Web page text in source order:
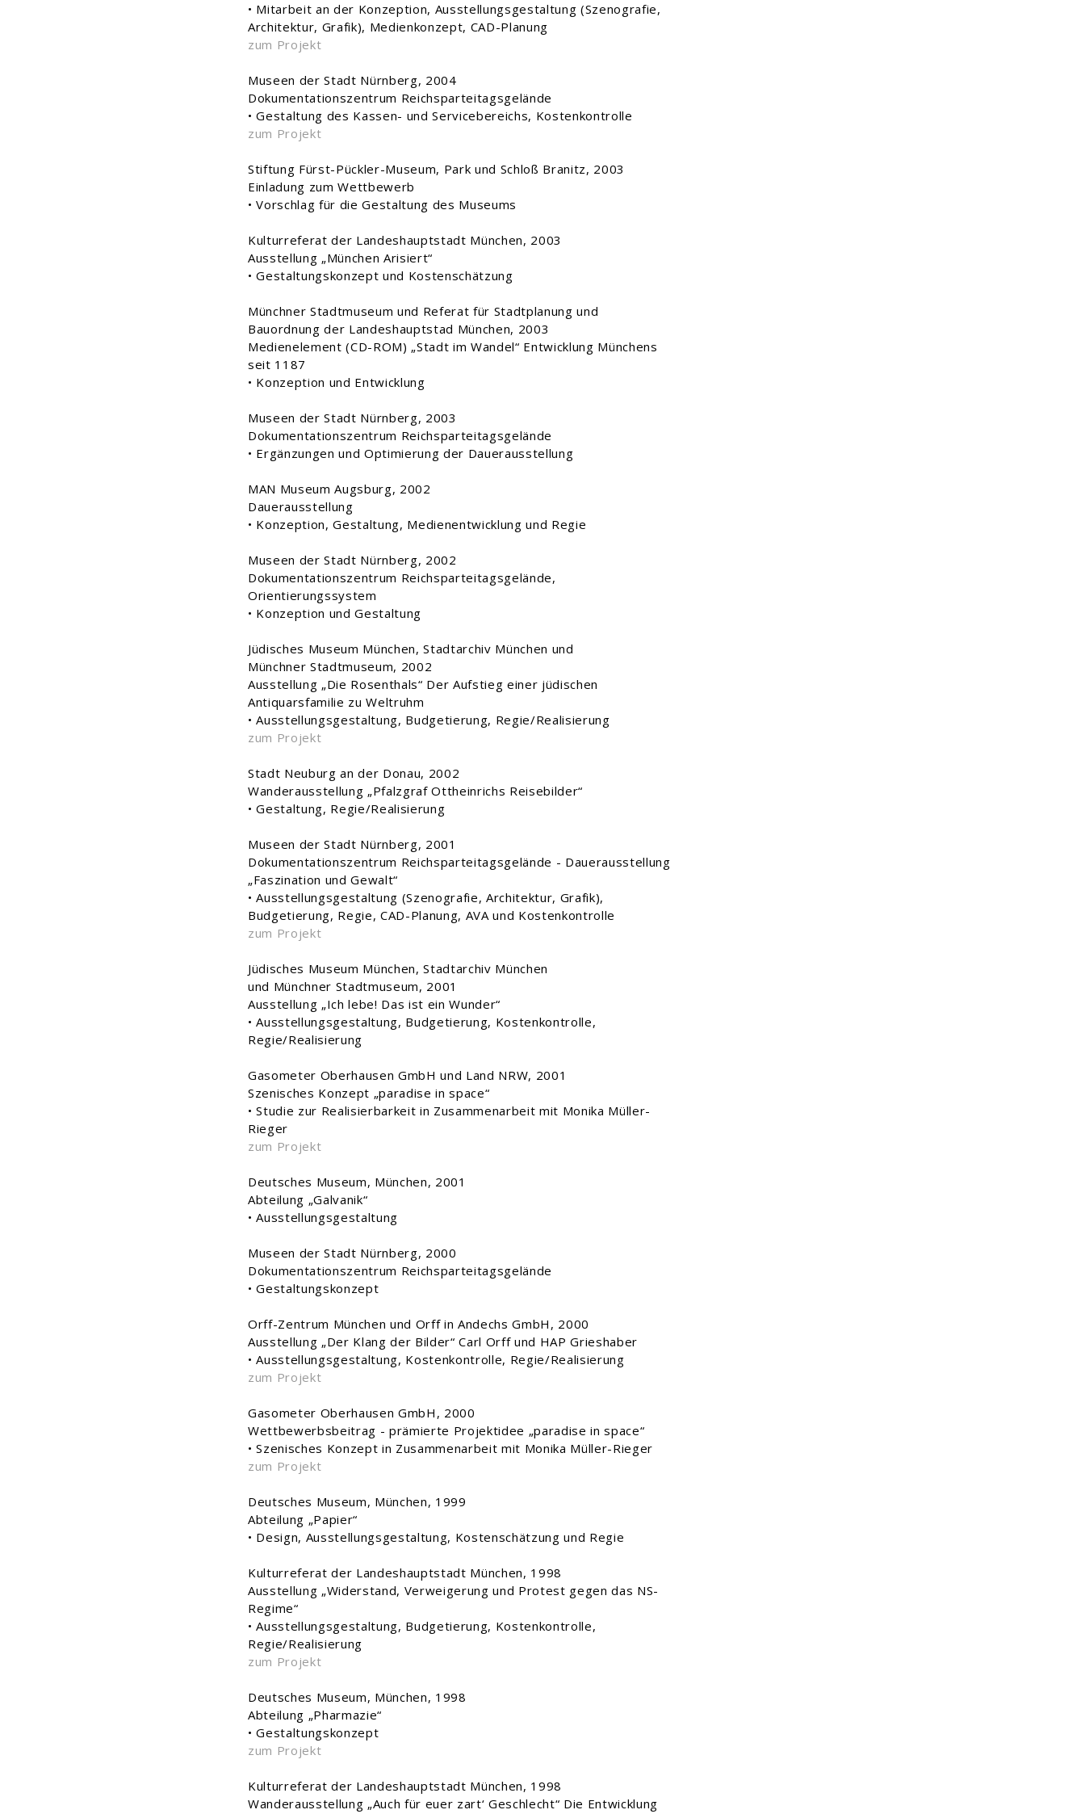
• Mitarbeit an der Konzeption, Ausstellungsgestaltung (Szenografie,
Architektur, Grafik), Medienkonzept, CAD-Planung
zum Projekt
Museen der Stadt Nürnberg, 2004
Dokumentationszentrum Reichsparteitagsgelände
• Gestaltung des Kassen- und Servicebereichs, Kostenkontrolle
zum Projekt
Stiftung Fürst-Pückler-Museum, Park und Schloß Branitz, 2003
Einladung zum Wettbewerb
• Vorschlag für die Gestaltung des Museums
Kulturreferat der Landeshauptstadt München, 2003
Ausstellung „München Arisiert“
• Gestaltungskonzept und Kostenschätzung
Münchner Stadtmuseum und Referat für Stadtplanung und
Bauordnung der Landeshauptstad München, 2003
Medienelement (CD-ROM) „Stadt im Wandel“ Entwicklung Münchens
seit 1187
• Konzeption und Entwicklung
Museen der Stadt Nürnberg, 2003
Dokumentationszentrum Reichsparteitagsgelände
• Ergänzungen und Optimierung der Dauerausstellung
MAN Museum Augsburg, 2002
Dauerausstellung
• Konzeption, Gestaltung, Medienentwicklung und Regie
Museen der Stadt Nürnberg, 2002
Dokumentationszentrum Reichsparteitagsgelände,
Orientierungssystem
• Konzeption und Gestaltung
Jüdisches Museum München, Stadtarchiv München und
Münchner Stadtmuseum, 2002
Ausstellung „Die Rosenthals“ Der Aufstieg einer jüdischen
Antiquarsfamilie zu Weltruhm
• Ausstellungsgestaltung, Budgetierung, Regie/Realisierung
zum Projekt
Stadt Neuburg an der Donau, 2002
Wanderausstellung „Pfalzgraf Ottheinrichs Reisebilder“
• Gestaltung, Regie/Realisierung
Museen der Stadt Nürnberg, 2001
Dokumentationszentrum Reichsparteitagsgelände - Dauerausstellung
„Faszination und Gewalt“
• Ausstellungsgestaltung (Szenografie, Architektur, Grafik),
Budgetierung, Regie, CAD-Planung, AVA und Kostenkontrolle
zum Projekt
Jüdisches Museum München, Stadtarchiv München
und Münchner Stadtmuseum, 2001
Ausstellung „Ich lebe! Das ist ein Wunder“
• Ausstellungsgestaltung, Budgetierung, Kostenkontrolle,
Regie/Realisierung
Gasometer Oberhausen GmbH und Land NRW, 2001
Szenisches Konzept „paradise in space“
• Studie zur Realisierbarkeit in Zusammenarbeit mit Monika Müller-
Rieger
zum Projekt
Deutsches Museum, München, 2001
Abteilung „Galvanik“
• Ausstellungsgestaltung
Museen der Stadt Nürnberg, 2000
Dokumentationszentrum Reichsparteitagsgelände
• Gestaltungskonzept
Orff-Zentrum München und Orff in Andechs GmbH, 2000
Ausstellung „Der Klang der Bilder“ Carl Orff und HAP Grieshaber
• Ausstellungsgestaltung, Kostenkontrolle, Regie/Realisierung
zum Projekt
Gasometer Oberhausen GmbH, 2000
Wettbewerbsbeitrag - prämierte Projektidee „paradise in space“
• Szenisches Konzept in Zusammenarbeit mit Monika Müller-Rieger
zum Projekt
Deutsches Museum, München, 1999
Abteilung „Papier“
• Design, Ausstellungsgestaltung, Kostenschätzung und Regie
Kulturreferat der Landeshauptstadt München, 1998
Ausstellung „Widerstand, Verweigerung und Protest gegen das NS-
Regime“
• Ausstellungsgestaltung, Budgetierung, Kostenkontrolle,
Regie/Realisierung
zum Projekt
Deutsches Museum, München, 1998
Abteilung „Pharmazie“
• Gestaltungskonzept
zum Projekt
Kulturreferat der Landeshauptstadt München, 1998
Wanderausstellung „Auch für euer zart‘ Geschlecht“ Die Entwicklung